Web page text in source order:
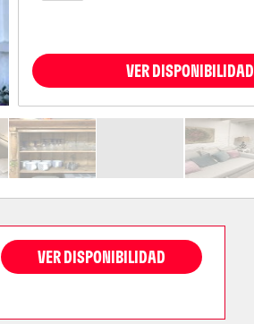
VER DISPONIBILIDAD
VER DISPONIBILIDAD